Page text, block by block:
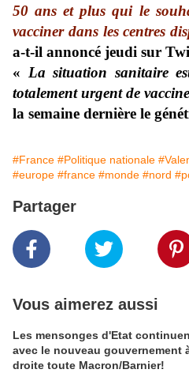
50 ans et plus qui le
vacciner dans les centres
a-t-il annoncé jeudi sur
« La situation sanitaire
totalement urgent de
la semaine dernière le
#France #Politique nationale
#europe #france #monde #nord
Partager
Vous aimerez aussi
Les mensonges d'Etat
avec le nouveau gouvernement
droite toute Macron/Barnier!